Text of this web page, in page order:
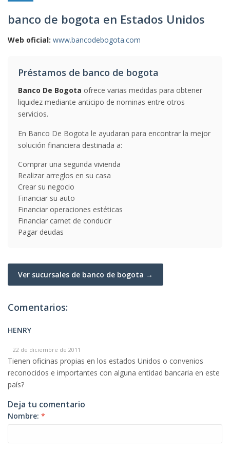
banco de bogota en Estados Unidos
Web oficial: www.bancodebogota.com
Préstamos de banco de bogota
Banco De Bogota ofrece varias medidas para obtener
liquidez mediante anticipo de nominas entre otros
servicios.
En Banco De Bogota le ayudaran para encontrar la mejor
solución financiera destinada a:
Comprar una segunda vivienda
Realizar arreglos en su casa
Crear su negocio
Financiar su auto
Financiar operaciones estéticas
Financiar carnet de conducir
Pagar deudas
Ver sucursales de banco de bogota →
Comentarios:
HENRY
22 de diciembre de 2011
Tienen oficinas propias en los estados Unidos o convenios
reconocidos e importantes con alguna entidad bancaria en este
país?
Deja tu comentario
Nombre: *